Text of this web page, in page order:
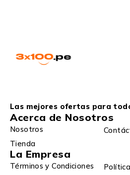
Las mejores ofertas para
Acerca de Nosotros
Nosotros
Tienda
La Empresa
Términos y Condiciones